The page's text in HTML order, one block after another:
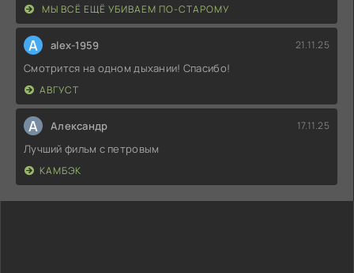
МЫ ВСЁ ЕЩЁ УБИВАЕМ ПО-СТАРОМУ
A alex-1959 21.11.25
Смотрится на одном дыхании! Спасибо!
АВГУСТ
А Александр 17.11.25
Лучший фильм с петровым
КАМБЭК